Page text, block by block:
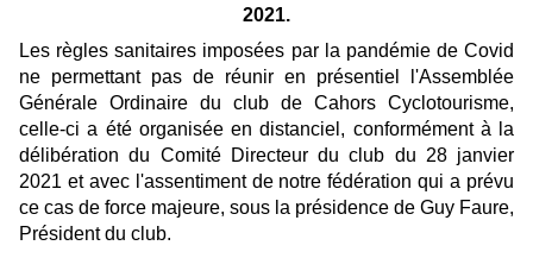
2021.
Les règles sanitaires imposées par la pandémie de Covid
ne permettant pas de réunir en présentiel l'Assemblée
Générale Ordinaire du club de Cahors Cyclotourisme,
celle-ci a été organisée en distanciel, conformément à la
délibération du Comité Directeur du club du 28 janvier
2021 et avec l'assentiment de notre fédération qui a prévu
ce cas de force majeure, sous la présidence de Guy Faure,
Président du club.